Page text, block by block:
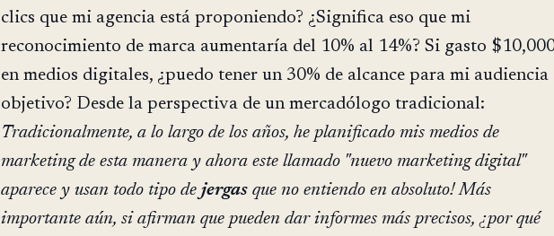
clics que mi agencia está proponiendo? ¿Significa eso que mi
reconocimiento de marca aumentaría del 10% al 14%? Si gasto
en medios digitales, ¿puedo tener un 30% de alcance para mi audiencia
objetivo? Desde la perspectiva de un mercadólogo tradicional:
Tradicionalmente, a lo largo de los años, he planificado mis medios de
marketing de esta manera y ahora este llamado "nuevo marketing digital"
aparece y usan todo tipo de jergas que no entiendo en absoluto! Más
importante aún, si afirman que pueden dar informes más precisos, ¿por qué